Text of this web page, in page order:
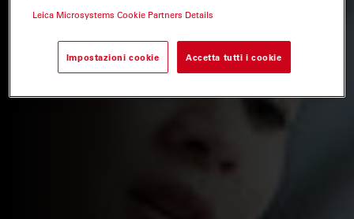
Leica Microsystems Cookie Partners Details
Impostazioni cookie Accetta tutti i cookie